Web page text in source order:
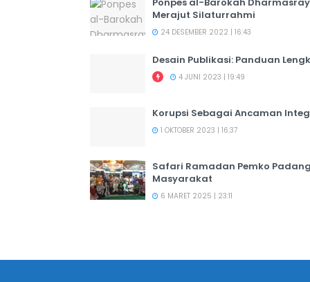
Merajut Silaturrahmi
24 DESEMBER 2022 | 16:43
Desain Publikasi: Panduan
4 JUNI 2023 | 19:49
Korupsi Sebagai Ancaman
1 OKTOBER 2023 | 16:37
Safari Ramadan Pemko
Masyarakat
6 MARET 2025 | 23:11